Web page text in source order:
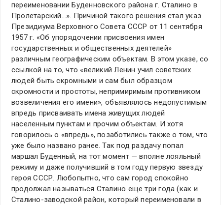
переименовании Буденновского района г. Сталино в
Пролетарский…». Причиной такого решения стал указ
Президиума Верховного Совета СССР от 11 сентября
1957 г. «Об упорядочении присвоения имен
государственных и общественных деятелей»
различным географическим объектам. В этом указе, со
ссылкой на то, что «великий Ленин учил советских
людей быть скромными и сам был образцом
скромности и простоты, непримиримым противником
возвеличения его имени», объявлялось недопустимым
впредь присваивать имена живущих людей
населенным пунктам и прочим объектам. И хотя
говорилось о «впредь», позаботились также о том, что
уже было названо ранее. Так под раздачу попал
маршал Буденный, на тот момент — вполне лояльный
режиму и даже получивший в том году первую звезду
героя СССР. Любопытно, что сам город спокойно
продолжал называться Сталино еще три года (как и
Сталино-заводской район, который переименовали в